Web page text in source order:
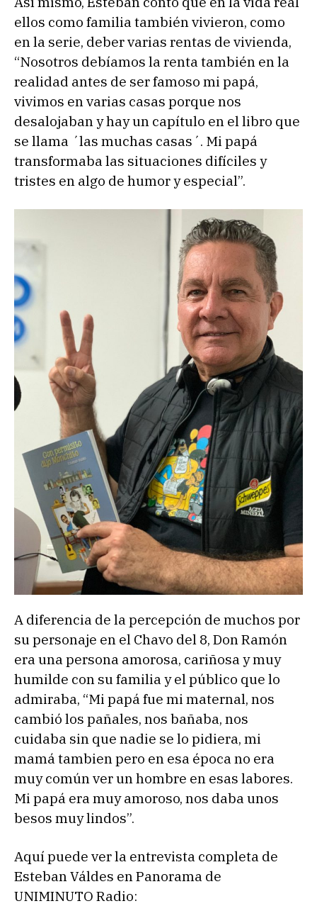
ellos como familia también vivieron, como
en la serie, deber varias rentas de vivienda,
“Nosotros debíamos la renta también en la
realidad antes de ser famoso mi papá,
vivimos en varias casas porque nos
desalojaban y hay un capítulo en el libro que
se llama ´las muchas casas´. Mi papá
transformaba las situaciones difíciles y
tristes en algo de humor y especial”.
A diferencia de la percepción de muchos por
su personaje en el Chavo del 8, Don Ramón
era una persona amorosa, cariñosa y muy
humilde con su familia y el público que lo
admiraba, “Mi papá fue mi maternal, nos
cambió los pañales, nos bañaba, nos
cuidaba sin que nadie se lo pidiera, mi
mamá tambien pero en esa época no era
muy común ver un hombre en esas labores.
Mi papá era muy amoroso, nos daba unos
besos muy lindos”.
Aquí puede ver la entrevista completa de
Esteban Váldes en Panorama de
UNIMINUTO Radio: